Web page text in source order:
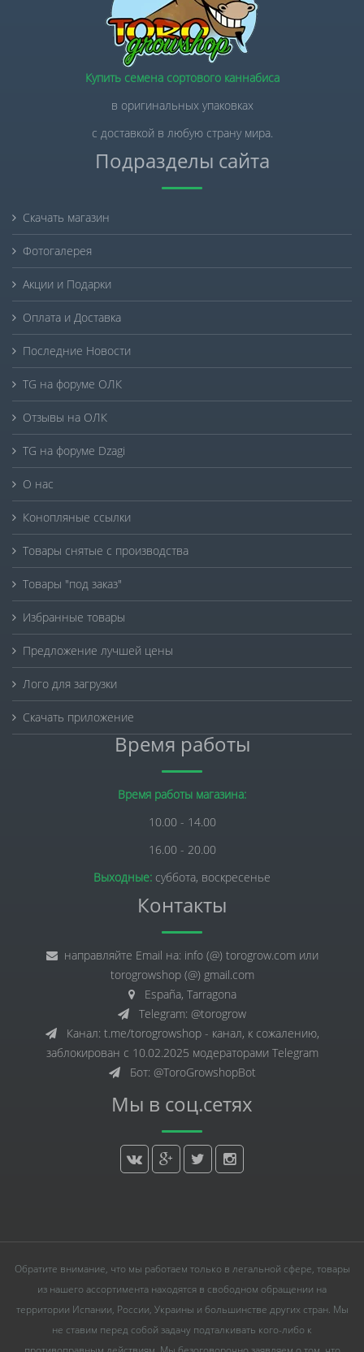
Купить семена сортового каннабиса
в оригинальных упаковках
с доставкой в любую страну мира.
Подразделы сайта
Скачать магазин
Фотогалерея
Акции и Подарки
Оплата и Доставка
Последние Новости
TG на форуме ОЛК
Отзывы на ОЛК
TG на форуме Dzagi
О нас
Конопляные ссылки
Товары снятые с производства
Товары "под заказ"
Избранные товары
Предложение лучшей цены
Лого для загрузки
Скачать приложение
Время работы
Время работы магазина:
10.00 - 14.00
16.00 - 20.00
Выходные: суббота, воскресенье
Контакты
направляйте Email на: info (@) torogrow.com или
torogrowshop (@) gmail.com
España, Tarragona
Telegram: @torogrow
Канал: t.me/torogrowshop - канал, к сожалению,
заблокирован с 10.02.2025 модераторами Telegram
Бот: @ToroGrowshopBot
Мы в соц.сетях
Обратите внимание, что мы работаем только в легальной сфере, товары
из нашего ассортимента находятся в свободном обращении на
территории Испании, России, Украины и большинстве других стран. Мы
не ставим перед собой задачу подталкивать кого-либо к